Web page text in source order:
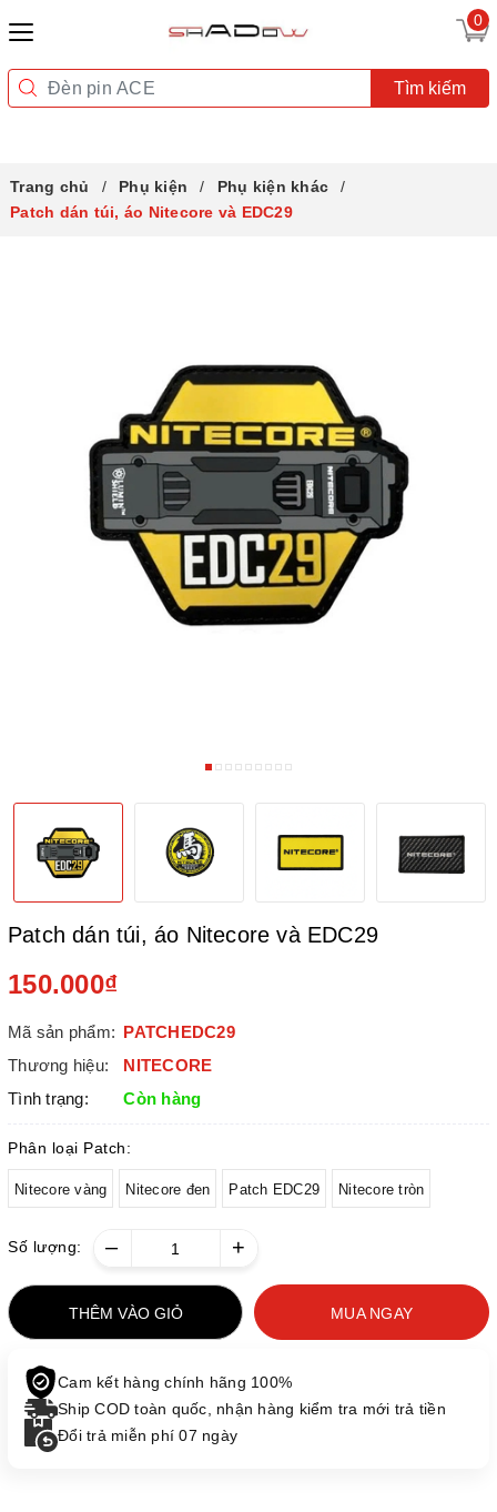
0
Tìm kiếm
Trang chủ Phụ kiện
Phụ kiện khác
Patch dán túi, áo Nitecore và EDC29
Patch dán túi, áo Nitecore và EDC29
150.000₫
Mã sản phẩm: PATCHEDC29
Thương hiệu:
NITECORE
Tình trạng:
Còn hàng
Phân loại Patch:
Nitecore vàng Nitecore đen Patch EDC29 Nitecore tròn
Số lượng: – +
THÊM VÀO GIỎ MUA NGAY
Cam kết hàng chính hãng 100%
Ship COD toàn quốc, nhận hàng kiểm tra mới trả tiền
Đổi trả miễn phí 07 ngày